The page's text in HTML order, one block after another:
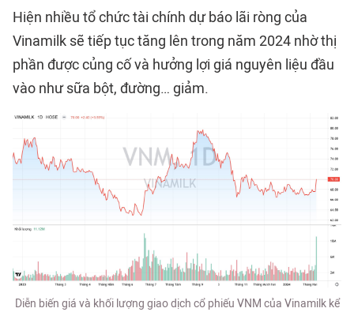
Hiện nhiều tổ chức tài chính dự báo lãi ròng của
Vinamilk sẽ tiếp tục tăng lên trong năm 2024 nhờ thị
phần được củng cố và hưởng lợi giá nguyên liệu đầu
vào như sữa bột, đường… giảm.
Diễn biến giá và khối lượng giao dịch cổ phiếu VNM của Vinamilk kể